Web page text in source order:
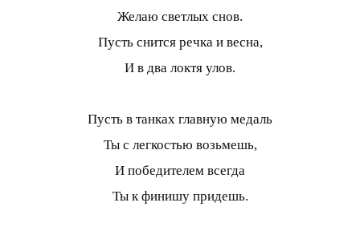
Желаю светлых снов.
Пусть снится речка и весна,
И в два локтя улов.
Пусть в танках главную медаль
Ты с легкостью возьмешь,
И победителем всегда
Ты к финишу придешь.